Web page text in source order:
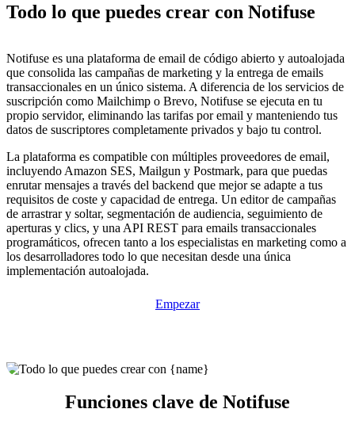
Todo lo que puedes crear con Notifuse
Notifuse es una plataforma de email de código abierto y autoalojada
que consolida las campañas de marketing y la entrega de emails
transaccionales en un único sistema. A diferencia de los servicios de
suscripción como Mailchimp o Brevo, Notifuse se ejecuta en tu
propio servidor, eliminando las tarifas por email y manteniendo tus
datos de suscriptores completamente privados y bajo tu control.
La plataforma es compatible con múltiples proveedores de email,
incluyendo Amazon SES, Mailgun y Postmark, para que puedas
enrutar mensajes a través del backend que mejor se adapte a tus
requisitos de coste y capacidad de entrega. Un editor de campañas
de arrastrar y soltar, segmentación de audiencia, seguimiento de
aperturas y clics, y una API REST para emails transaccionales
programáticos, ofrecen tanto a los especialistas en marketing como a
los desarrolladores todo lo que necesitan desde una única
implementación autoalojada.
Empezar
Funciones clave de Notifuse